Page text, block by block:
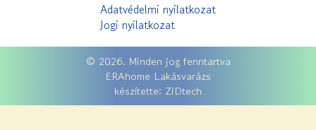
Adatvédelmi nyilatkozat
Jogi nyilatkozat
© 2026. Minden jog fenntartva
ERAhome Lakásvarázs
készítette: ZiDtech